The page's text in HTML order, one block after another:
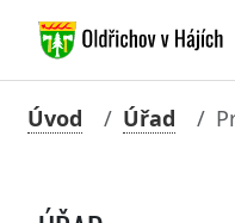
Úvod Úřad